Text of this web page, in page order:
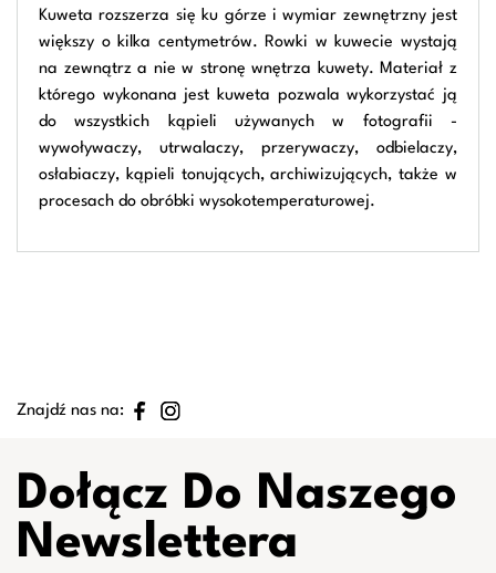
Kuweta rozszerza się ku górze i wymiar zewnętrzny jest
większy o kilka centymetrów. Rowki w kuwecie wystają
na zewnątrz a nie w stronę wnętrza kuwety. Materiał z
którego wykonana jest kuweta pozwala wykorzystać ją
do wszystkich kąpieli używanych w fotografii -
wywoływaczy, utrwalaczy, przerywaczy, odbielaczy,
osłabiaczy, kąpieli tonujących, archiwizujących, także w
procesach do obróbki wysokotemperaturowej.
Znajdź nas na:
Dołącz Do Naszego
Newslettera